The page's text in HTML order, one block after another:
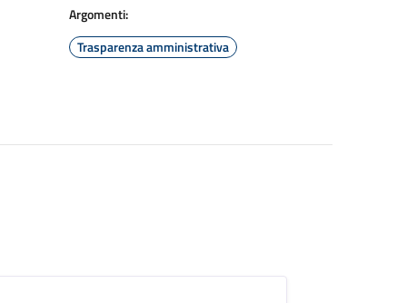
Argomenti:
Trasparenza amministrativa